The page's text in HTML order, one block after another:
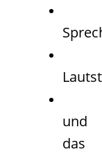
und
das